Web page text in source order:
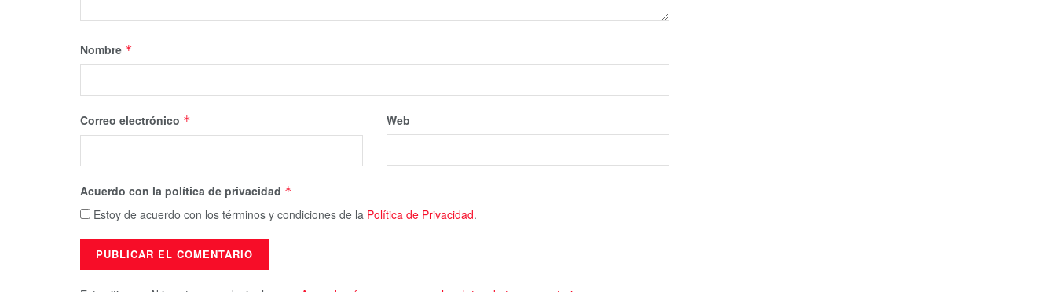
Nombre *
Correo electrónico * Web
Acuerdo con la política de privacidad *
Estoy de acuerdo con los términos y condiciones de la Política de Privacidad.